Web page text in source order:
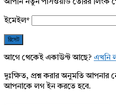
আপনি নতুন পাসওয়ার্ড তৈরির লিংক
ইমেইল*
আগে থেকেই একাউন্ট আছে? এখনি
দুঃক্ষিত, প্রশ্ন করার অনুমতি আপনার
আপনাকে লগ ইন করতে হবে.